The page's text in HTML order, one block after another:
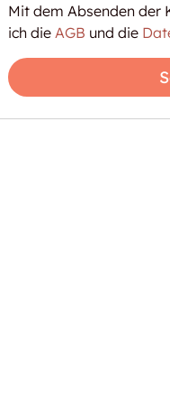
Mit dem Absenden
ich die AGB und die